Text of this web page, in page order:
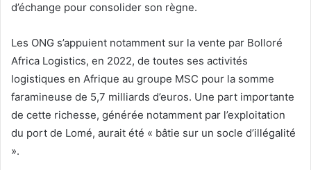
d’échange pour consolider son règne.
Les ONG s’appuient notamment sur la vente par Bolloré
Africa Logistics, en 2022, de toutes ses activités
logistiques en Afrique au groupe MSC pour la somme
faramineuse de 5,7 milliards d’euros. Une part importante
de cette richesse, générée notamment par l’exploitation
du port de Lomé, aurait été « bâtie sur un socle d’illégalité
».